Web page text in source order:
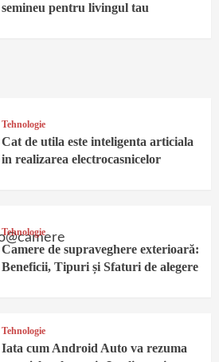
semineu pentru livingul tau
Tehnologie
Cat de utila este inteligenta articiala
in realizarea electrocasnicelor
Tehnologie
Camere de supraveghere exterioară:
Beneficii, Tipuri și Sfaturi de alegere
Tehnologie
Iata cum Android Auto va rezuma